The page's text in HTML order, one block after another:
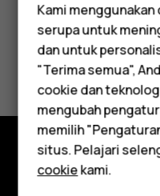
Feature
Aksesori
Tablet
Apakah ini
Ya Tidak
Jelajahi
Kami
serupa untuk
dan untuk
"Terima semua",
cookie dan
mengubah
memilih
situs. Pelajari
cookiekami.